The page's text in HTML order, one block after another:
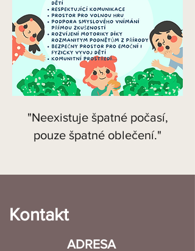
"Neexistuje špatné počasí,
pouze špatné oblečení."
Kontakt
ADRESA